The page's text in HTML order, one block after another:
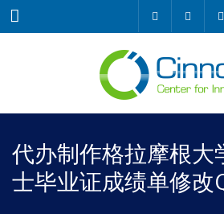
Menu
代办制作格拉摩根大
士毕业证成绩单修改